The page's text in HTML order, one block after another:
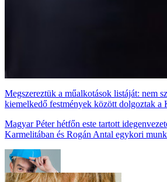
Megszereztük a műalkotások listáját: nem
kiemelkedő festmények között dolgoztak a
Magyar Péter hétfőn este tartott
Karmelitában és Rogán Antal egykori